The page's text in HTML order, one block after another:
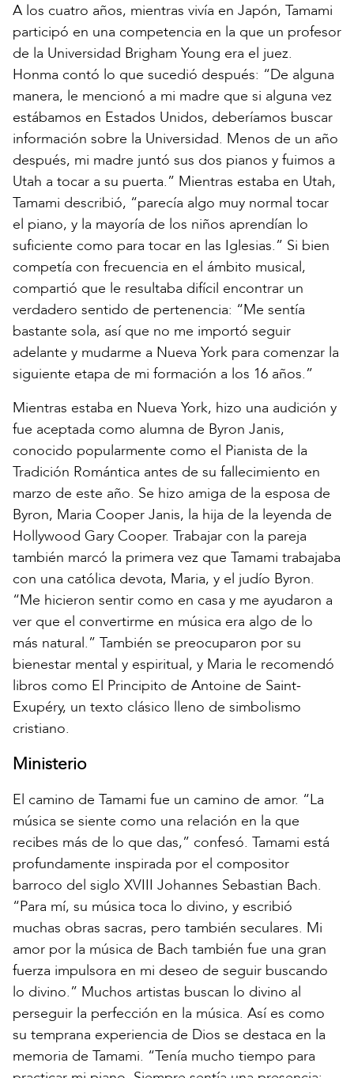
A los cuatro años, mientras vivía en Japón, Tamami
participó en una competencia en la que un profesor
de la Universidad Brigham Young era el juez.
Honma contó lo que sucedió después: “De alguna
manera, le mencionó a mi madre que si alguna vez
estábamos en Estados Unidos, deberíamos buscar
información sobre la Universidad. Menos de un año
después, mi madre juntó sus dos pianos y fuimos a
Utah a tocar a su puerta.” Mientras estaba en Utah,
Tamami describió, “parecía algo muy normal tocar
el piano, y la mayoría de los niños aprendían lo
suficiente como para tocar en las Iglesias.” Si bien
competía con frecuencia en el ámbito musical,
compartió que le resultaba difícil encontrar un
verdadero sentido de pertenencia: “Me sentía
bastante sola, así que no me importó seguir
adelante y mudarme a Nueva York para comenzar la
siguiente etapa de mi formación a los 16 años.”
Mientras estaba en Nueva York, hizo una audición y
fue aceptada como alumna de Byron Janis,
conocido popularmente como el Pianista de la
Tradición Romántica antes de su fallecimiento en
marzo de este año. Se hizo amiga de la esposa de
Byron, Maria Cooper Janis, la hija de la leyenda de
Hollywood Gary Cooper. Trabajar con la pareja
también marcó la primera vez que Tamami trabajaba
con una católica devota, Maria, y el judío Byron.
“Me hicieron sentir como en casa y me ayudaron a
ver que el convertirme en música era algo de lo
más natural.” También se preocuparon por su
bienestar mental y espiritual, y Maria le recomendó
libros como El Principito de Antoine de Saint-
Exupéry, un texto clásico lleno de simbolismo
cristiano.
Ministerio
El camino de Tamami fue un camino de amor. “La
música se siente como una relación en la que
recibes más de lo que das,” confesó. Tamami está
profundamente inspirada por el compositor
barroco del siglo XVIII Johannes Sebastian Bach.
“Para mí, su música toca lo divino, y escribió
muchas obras sacras, pero también seculares. Mi
amor por la música de Bach también fue una gran
fuerza impulsora en mi deseo de seguir buscando
lo divino.” Muchos artistas buscan lo divino al
perseguir la perfección en la música. Así es como
su temprana experiencia de Dios se destaca en la
memoria de Tamami. “Tenía mucho tiempo para